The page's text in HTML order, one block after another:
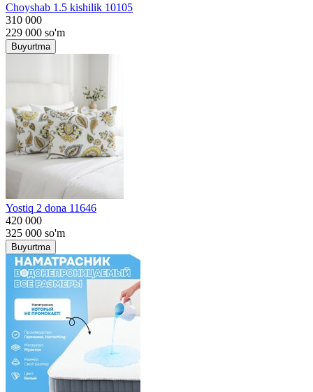
Choyshab 1.5 kishilik 10105
310 000
229 000 so'm
Buyurtma
Yostiq 2 dona 11646
420 000
325 000 so'm
Buyurtma